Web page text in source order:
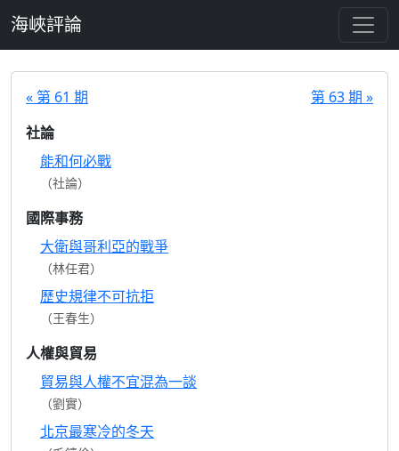
海峽評論
« 第 61 期
第 63 期 »
社論
能和何必戰
（社論）
國際事務
大衛與哥利亞的戰爭
（林任君）
歷史規律不可抗拒
（王春生）
人權與貿易
貿易與人權不宜混為一談
（劉實）
北京最寒冷的冬天